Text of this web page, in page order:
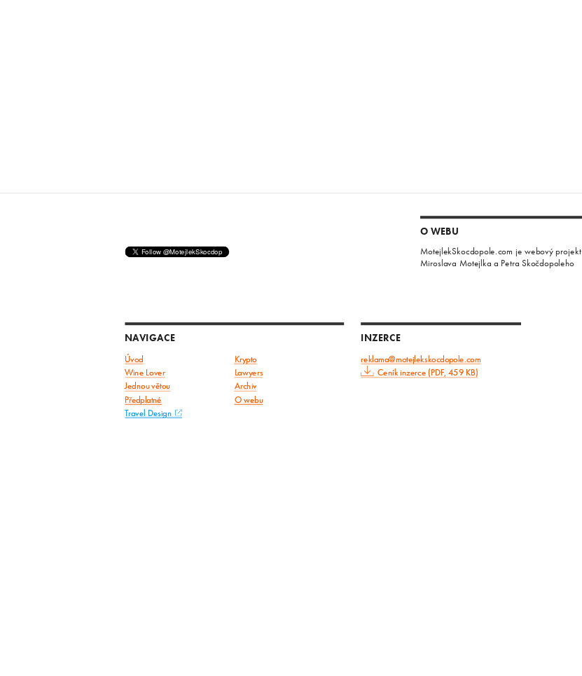
O WEBU
MotejlekSkocdopole.com je webový projekt
Miroslava Motejlka a Petra Skočdopoleho
NAVIGACE
Úvod Krypto
Wine Lover
Lawyers
Jednou větou
Archiv
Předplatné O webu
Travel Design
INZERCE
reklama@motejlekskocdopole.com
Ceník inzerce (PDF, 459 KB)